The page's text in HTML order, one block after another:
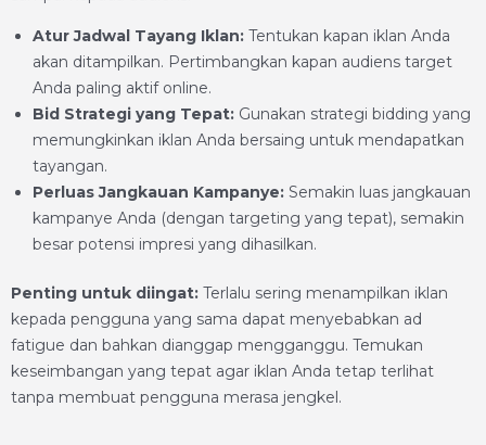
Atur Jadwal Tayang Iklan: Tentukan kapan iklan Anda
akan ditampilkan. Pertimbangkan kapan audiens target
Anda paling aktif online.
Bid Strategi yang Tepat: Gunakan strategi bidding yang
memungkinkan iklan Anda bersaing untuk mendapatkan
tayangan.
Perluas Jangkauan Kampanye: Semakin luas jangkauan
kampanye Anda (dengan targeting yang tepat), semakin
besar potensi impresi yang dihasilkan.
Penting untuk diingat: Terlalu sering menampilkan iklan
kepada pengguna yang sama dapat menyebabkan ad
fatigue dan bahkan dianggap mengganggu. Temukan
keseimbangan yang tepat agar iklan Anda tetap terlihat
tanpa membuat pengguna merasa jengkel.